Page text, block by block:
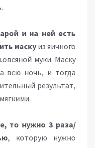
и на ней есть
маскуиз яичного
муки. Маску
всю ночь, и тогда
результат,
то нужно 3 раза/
, которую нужно